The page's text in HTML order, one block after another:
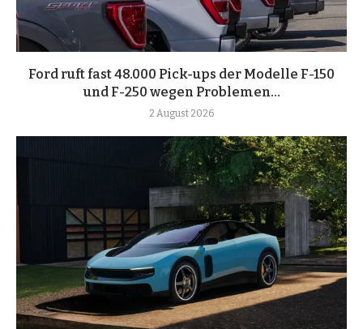
Ford ruft fast 48.000 Pick-ups der Modelle F-150
und F-250 wegen Problemen...
2 August 2026